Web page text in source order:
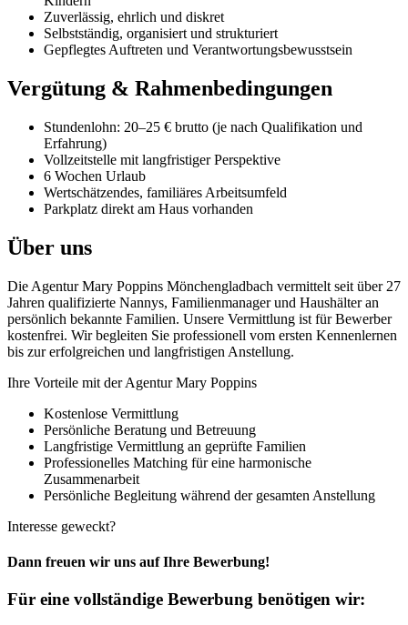
Zuverlässig, ehrlich und diskret
Selbstständig, organisiert und strukturiert
Gepflegtes Auftreten und Verantwortungsbewusstsein
Vergütung & Rahmenbedingungen
Stundenlohn: 20–25 € brutto (je nach Qualifikation und
Erfahrung)
Vollzeitstelle mit langfristiger Perspektive
6 Wochen Urlaub
Wertschätzendes, familiäres Arbeitsumfeld
Parkplatz direkt am Haus vorhanden
Über uns
Die Agentur Mary Poppins Mönchengladbach vermittelt seit über 27
Jahren qualifizierte Nannys, Familienmanager und Haushälter an
persönlich bekannte Familien. Unsere Vermittlung ist für Bewerber
kostenfrei. Wir begleiten Sie professionell vom ersten Kennenlernen
bis zur erfolgreichen und langfristigen Anstellung.
Ihre Vorteile mit der Agentur Mary Poppins
Kostenlose Vermittlung
Persönliche Beratung und Betreuung
Langfristige Vermittlung an geprüfte Familien
Professionelles Matching für eine harmonische
Zusammenarbeit
Persönliche Begleitung während der gesamten Anstellung
Interesse geweckt?
Dann freuen wir uns auf Ihre Bewerbung!
Für eine vollständige Bewerbung benötigen wir: